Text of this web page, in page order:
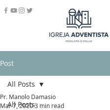
Post
All Posts
All Posts
Pr. Manolo Damasio
Mar 7, 20203 min read